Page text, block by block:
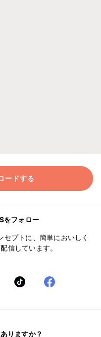
ードする
をフォロー
セプトに、簡単においしく
信しています。
りますか？